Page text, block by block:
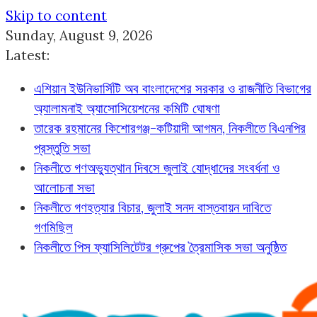
Skip to content
Sunday, August 9, 2026
Latest:
এশিয়ান ইউনিভার্সিটি অব বাংলাদেশের সরকার ও রাজনীতি বিভাগের
অ্যালামনাই অ্যাসোসিয়েশনের কমিটি ঘোষণা
তারেক রহমানের কিশোরগঞ্জ-কটিয়াদী আগমন, নিকলীতে বিএনপির
প্রস্তুতি সভা
নিকলীতে গণঅভ্যুত্থান দিবসে জুলাই যোদ্ধাদের সংবর্ধনা ও
আলোচনা সভা
নিকলীতে গণহত্যার বিচার, জুলাই সনদ বাস্তবায়ন দাবিতে
গণমিছিল
নিকলীতে পিস ফ্যাসিলিটেটর গ্রুপের ত্রৈমাসিক সভা অনুষ্ঠিত